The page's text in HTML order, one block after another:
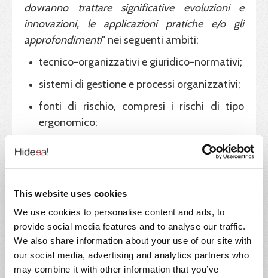
This website uses cookies
We use cookies to personalise content and ads, to
provide social media features and to analyse our traffic.
We also share information about your use of our site with
our social media, advertising and analytics partners who
may combine it with other information that you’ve
dovranno trattare significative evoluzioni e
innovazioni, le applicazioni pratiche e/o gli
approfondimenti" nei seguenti ambiti:
tecnico-organizzativi e giuridico-normativi;
sistemi di gestione e processi organizzativi;
fonti di rischio, compresi i rischi di tipo
ergonomico;
tecniche di comunicazione volte a
migliorare l’informazione e la formazione ai
Infine, l’Accordo autorizza lo svolgimento della
formazione di aggiornamentoanche in
modalità e-learning, frequentando specifici
corsi di aggiornamento RSPP.